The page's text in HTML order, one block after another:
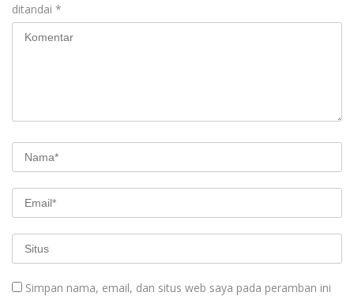
ditandai *
Simpan nama, email, dan situs web saya pada peramban ini